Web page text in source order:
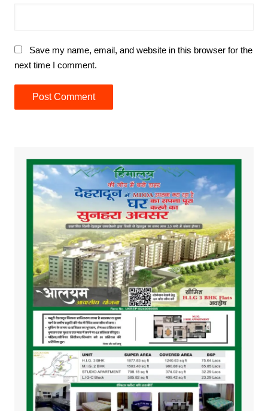
Save my name, email, and website in this browser for the
next time I comment.